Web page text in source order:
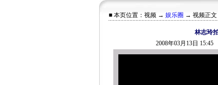
■ 本页位置： 视频→ 娱乐圈 → 视频正文
林志玲
2008年03月13日